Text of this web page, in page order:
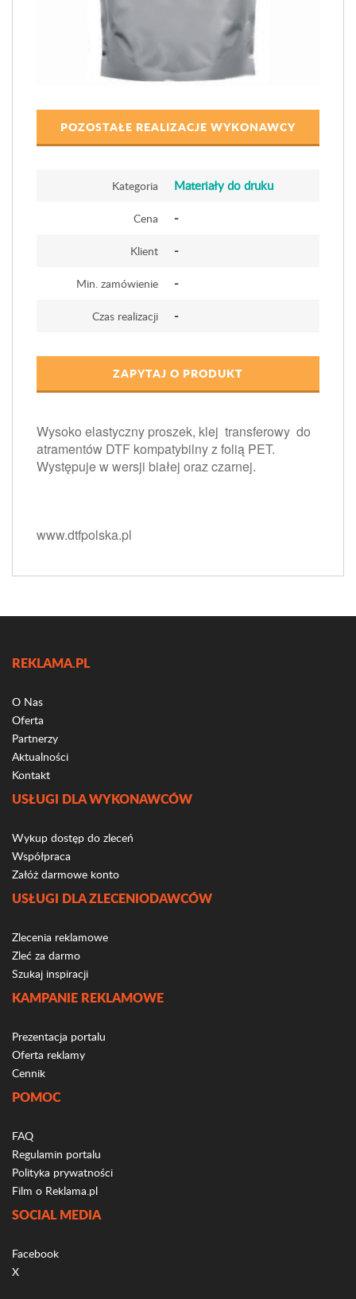
POZOSTAŁE REALIZACJE WYKONAWCY
Kategoria Materiały do druku
Cena -
Klient -
Min. zamówienie -
Czas realizacji -
ZAPYTAJ O PRODUKT
Wysoko elastyczny proszek, klej transferowy do
atramentów DTF kompatybilny z folią PET.
Występuje w wersji białej oraz czarnej.
www.dtfpolska.pl
REKLAMA.PL
O Nas
Oferta
Partnerzy
Aktualności
Kontakt
USŁUGI DLA WYKONAWCÓW
Wykup dostęp do zleceń
Współpraca
Załóż darmowe konto
USŁUGI DLA ZLECENIODAWCÓW
Zlecenia reklamowe
Zleć za darmo
Szukaj inspiracji
KAMPANIE REKLAMOWE
Prezentacja portalu
Oferta reklamy
Cennik
POMOC
FAQ
Regulamin portalu
Polityka prywatności
Film o Reklama.pl
SOCIAL MEDIA
Facebook
X